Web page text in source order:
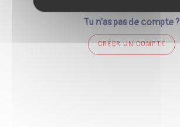
Tu n'as pas de compte ?
CRÉER UN COMPTE